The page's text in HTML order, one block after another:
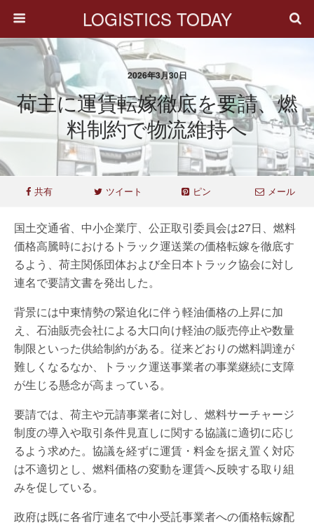
LOGISTICS TODAY
2026年3月30日
荷主に運賃転嫁徹底を要請、燃
料制約で物流維持へ
共有 ツイート ピン メール
国土交通省、中小企業庁、公正取引委員会は27日、燃料
価格高騰時におけるトラック運送業の価格転嫁を徹底す
るよう、荷主関係団体および全日本トラック協会に対し
連名で要請文書を発出した。
背景には中東情勢の緊迫化に伴う軽油価格の上昇に加
え、石油販売会社による大口向け軽油の販売停止や数量
制限といった供給制約がある。従来どおりの燃料調達が
難しくなるなか、トラック運送事業者の事業継続に支障
が生じる懸念が高まっている。
要請では、荷主や元請事業者に対し、燃料サーチャージ
制度の導入や取引条件見直しに関する協議に適切に応じ
るよう求めた。協議を経ずに運賃・料金を据え置く対応
は不適切とし、燃料価格の変動を運賃へ反映する取り組
みを促している。
政府は既に各省庁連名で中小受託事業者への価格転嫁配